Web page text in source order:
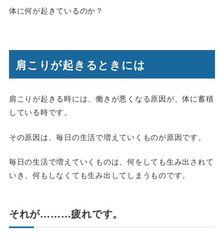
体に何が起きているのか？
肩こりが起きるときには
肩こりが起きる時には、働きが悪くなる原因が、体に蓄積
している時です。
その原因は、毎日の生活で増えていくものが原因です。
毎日の生活で増えていくものは、何をしても生み出されて
いき、何もしなくても生み出してしまうものです。
それが………疲れです。